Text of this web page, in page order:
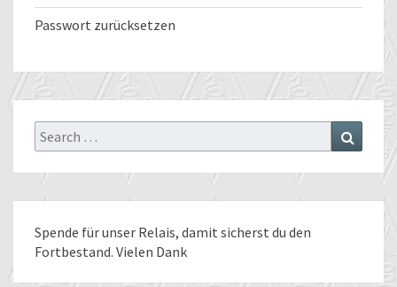
Passwort zurücksetzen
Search
for:
Search
Spende für unser Relais, damit sicherst du den
Fortbestand. Vielen Dank